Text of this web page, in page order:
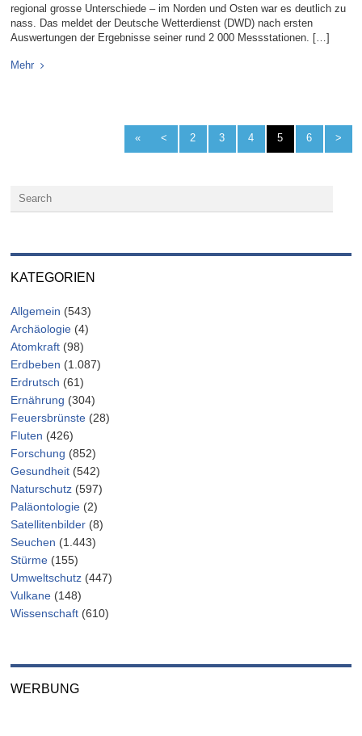
regional grosse Unterschiede – im Norden und Osten war es deutlich zu
nass. Das meldet der Deutsche Wetterdienst (DWD) nach ersten
Auswertungen der Ergebnisse seiner rund 2 000 Messstationen. […]
Mehr
« < 2 3 4 5 6 >
KATEGORIEN
Allgemein (543)
Archäologie (4)
Atomkraft (98)
Erdbeben (1.087)
Erdrutsch (61)
Ernährung (304)
Feuersbrünste (28)
Fluten (426)
Forschung (852)
Gesundheit (542)
Naturschutz (597)
Paläontologie (2)
Satellitenbilder (8)
Seuchen (1.443)
Stürme (155)
Umweltschutz (447)
Vulkane (148)
Wissenschaft (610)
WERBUNG